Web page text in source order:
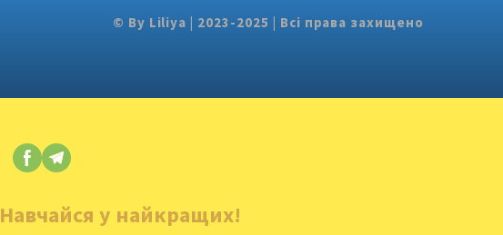
© By Liliya | 2023-2025 | Всі права захищено
Навчайся у найкращих!